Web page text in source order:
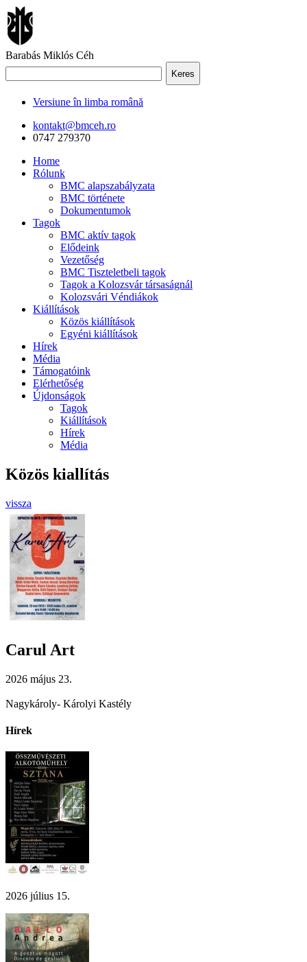
Barabás Miklós Céh
Keres
Versiune în limba română
kontakt@bmceh.ro
0747 279370
Home
Rólunk
BMC alapszabályzata
BMC története
Dokumentumok
Tagok
BMC aktív tagok
Elődeink
Vezetőség
BMC Tiszteletbeli tagok
Tagok a Kolozsvár társaságnál
Kolozsvári Véndiákok
Kiállítások
Közös kiállítások
Egyéni kiállítások
Hírek
Média
Támogatóink
Elérhetőség
Újdonságok
Tagok
Kiállítások
Hírek
Média
Közös kiallítás
vissza
Carul Art
2026 május 23.
Nagykároly- Károlyi Kastély
Hírek
2026 július 15.